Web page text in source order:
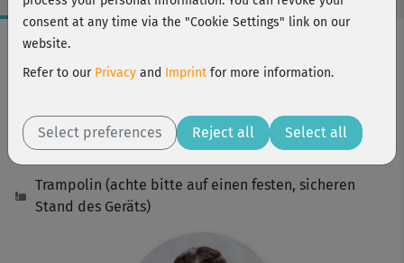
Workout Facts
intermediate
10 kcal
Lena Zeuner
Trampolin (achte bitte auf einen festen, sicheren
Stand des Geräts)
consent at any time via the "Cookie Settings" link on our
website.
Refer to our Privacy and Imprint for more information.
Select preferences Reject all Select all